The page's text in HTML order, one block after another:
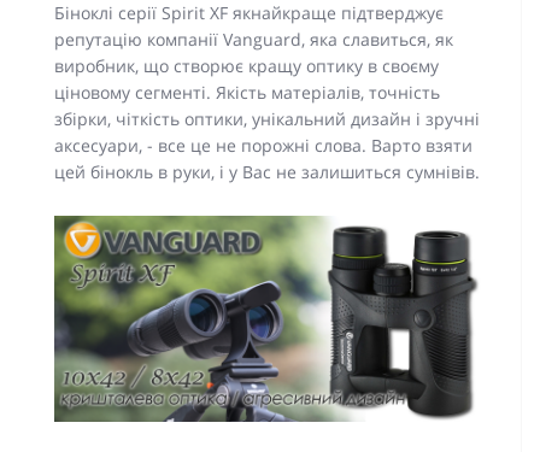
Біноклі серії Spirit XF якнайкраще підтверджує
репутацію компанії Vanguard, яка славиться, як
виробник, що створює кращу оптику в своєму
ціновому сегменті. Якість матеріалів, точність
збірки, чіткість оптики, унікальний дизайн і зручні
аксесуари, - все це не порожні слова. Варто взяти
цей бінокль в руки, і у Вас не залишиться сумнівів.